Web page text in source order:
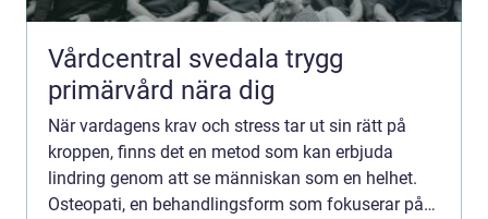
Vårdcentral svedala trygg
primärvård nära dig
När vardagens krav och stress tar ut sin rätt på
kroppen, finns det en metod som kan erbjuda
lindring genom att se människan som en helhet.
Osteopati, en behandlingsform som fokuserar på